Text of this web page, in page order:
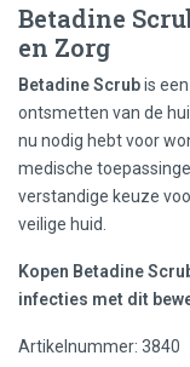
Betadine
en Zorg
Betadine Scrubis
ontsmetten van de
nu nodig hebt voor
medische
verstandige keuze
veilige huid.
Kopen Betadine
infecties met dit
Artikelnummer: 3840